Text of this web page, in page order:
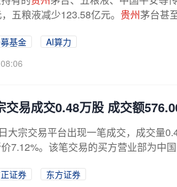
五粮液减少123.58亿元。 贵州茅台甚
基金
AI算力
交易成交0.48万股 成交额
大宗交易平台出现一笔成交，成交量
7.12%。该笔交易的买方营业部为中
证券
东方证券